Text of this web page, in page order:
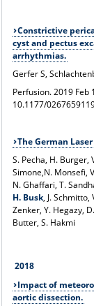
Constrictive
cyst and pectus
arrhythmias.
Gerfer S,
Perfusion. 2019 Feb
10.1177/
The German
S. Pecha, H. Burger,
Simone,N. Monsefi,
N. Ghaffari, T.
H. Busk, J. Schmitto,
Zenker, Y. Hegazy,
Butter, S. Hakmi
2018
Impact of
aortic dissection.